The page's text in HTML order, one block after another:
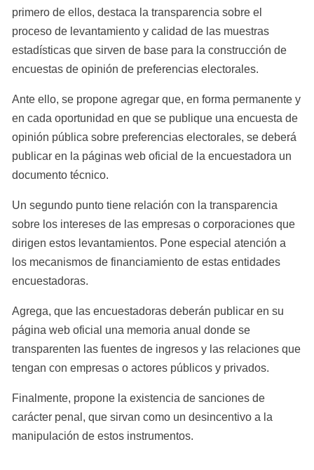
primero de ellos, destaca la transparencia sobre el
proceso de levantamiento y calidad de las muestras
estadísticas que sirven de base para la construcción de
encuestas de opinión de preferencias electorales.
Ante ello, se propone agregar que, en forma permanente y
en cada oportunidad en que se publique una encuesta de
opinión pública sobre preferencias electorales, se deberá
publicar en la páginas web oficial de la encuestadora un
documento técnico.
Un segundo punto tiene relación con la transparencia
sobre los intereses de las empresas o corporaciones que
dirigen estos levantamientos. Pone especial atención a
los mecanismos de financiamiento de estas entidades
encuestadoras.
Agrega, que las encuestadoras deberán publicar en su
página web oficial una memoria anual donde se
transparenten las fuentes de ingresos y las relaciones que
tengan con empresas o actores públicos y privados.
Finalmente, propone la existencia de sanciones de
carácter penal, que sirvan como un desincentivo a la
manipulación de estos instrumentos.